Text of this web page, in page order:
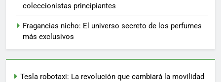
coleccionistas principiantes
Fragancias nicho: El universo secreto de los perfumes
más exclusivos
Tesla robotaxi: La revolución que cambiará la movilidad